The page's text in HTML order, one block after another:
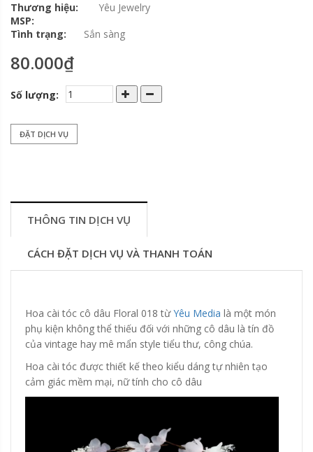
Thương hiệu:
Yêu Jewelry
MSP:
Tình trạng:
Sắn sàng
80.000₫
Số lượng:
ĐẶT DỊCH VỤ
THÔNG TIN DỊCH VỤ
CÁCH ĐẶT DỊCH VỤ VÀ THANH TOÁN
Hoa cài tóc cô dâu Floral 018 từYêu Media là một món
phụ kiện không thể thiếu đối với những cô dâu là tín đồ
của vintage hay mê mẩn style tiểu thư, công chúa.
Hoa cài tóc được thiết kế theo kiểu dáng tự nhiên tạo
cảm giác mềm mại, nữ tính cho cô dâu